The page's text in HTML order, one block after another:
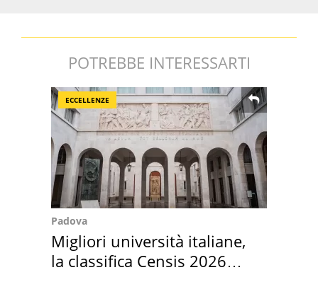
POTREBBE INTERESSARTI
ECCELLENZE
Padova
Migliori università italiane,
la classifica Censis 2026